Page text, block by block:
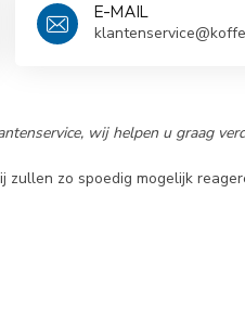
E-MAIL
wij helpen u graag
zullen zo spoedig mogelijk